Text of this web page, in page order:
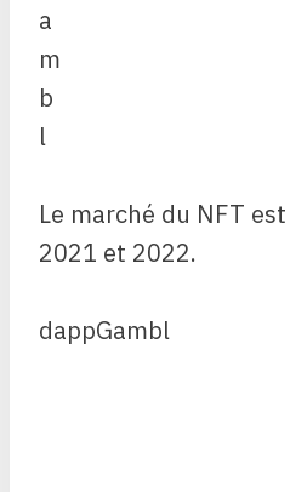
Le marché du NFT
2021 et 2022.
dappGambl